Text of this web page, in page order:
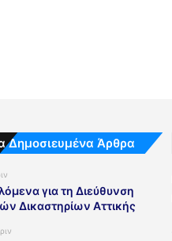
Δημοσιευμένα Άρθρα
για τη Διεύθυνση
Δικαστηρίων Αττικής